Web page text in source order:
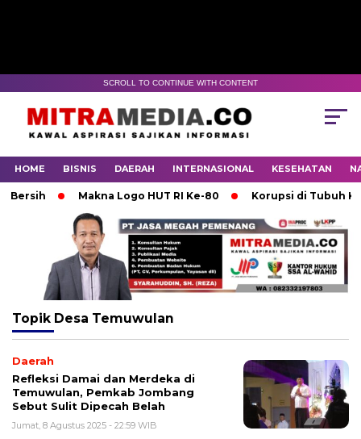
SCROLL TO CONTINUE WITH CONTENT
HOME BISNIS DAERAH INTERNASIONAL KESEHATAN
Makna Logo HUT RI Ke-80 Korupsi di Tubuh
Topik Desa Temuwulan
Daerah
Refleksi Damai dan Merdeka di
Temuwulan, Pemkab Jombang
Sebut Sulit Dipecah Belah
Jumat, 8 Agustus 2025 - 22:59 WIB